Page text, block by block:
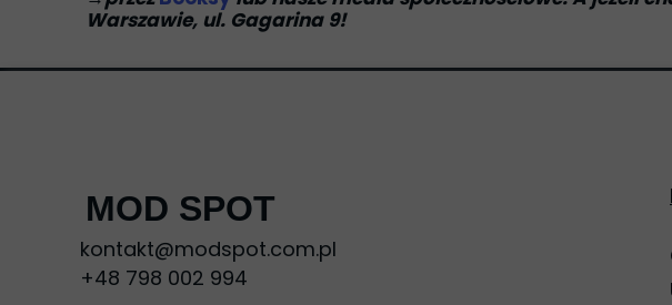
Warszawie, ul. Gagarina 9!
MOD SPOT
kontakt@modspot.com.pl
+48 798 002 994